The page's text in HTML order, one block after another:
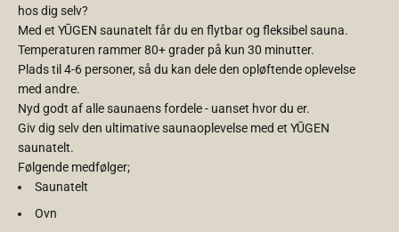
hos dig selv?
Med et YŪGEN saunatelt får du en flytbar og fleksibel sauna.
Temperaturen rammer 80+ grader på kun 30 minutter.
Plads til 4-6 personer, så du kan dele den opløftende oplevelse
med andre.
Nyd godt af alle saunaens fordele - uanset hvor du er.
Giv dig selv den ultimative saunaoplevelse med et YŪGEN
saunatelt.
Følgende medfølger;
Saunatelt
Ovn